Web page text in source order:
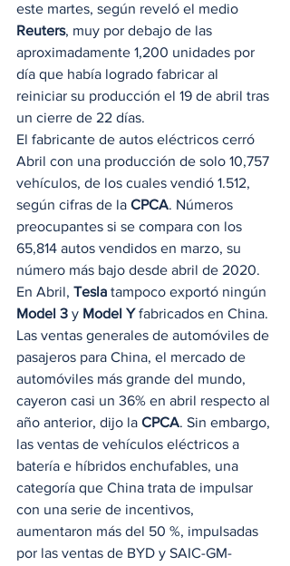
este martes, según reveló el medio
Reuters, muy por debajo de las
aproximadamente 1,200 unidades por
día que había logrado fabricar al
reiniciar su producción el 19 de abril tras
un cierre de 22 días.
El fabricante de autos eléctricos cerró
Abril con una producción de solo 10,757
vehículos, de los cuales vendió 1.512,
según cifras de la CPCA. Números
preocupantes si se compara con los
65,814 autos vendidos en marzo, su
número más bajo desde abril de 2020.
En Abril, Tesla tampoco exportó ningún
Model 3 y Model Y fabricados en China.
Las ventas generales de automóviles de
pasajeros para China, el mercado de
automóviles más grande del mundo,
cayeron casi un 36% en abril respecto al
año anterior, dijo la CPCA. Sin embargo,
las ventas de vehículos eléctricos a
batería e híbridos enchufables, una
categoría que China trata de impulsar
con una serie de incentivos,
aumentaron más del 50 %, impulsadas
por las ventas de BYD y SAIC-GM-